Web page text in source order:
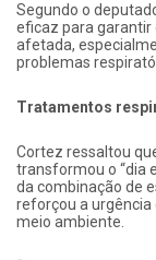
Segundo o
eficaz para garantir
afetada,
problemas
Tratamentos
Cortez ressaltou
transformou o “dia
da combinação de
reforçou a urgência
meio ambiente.